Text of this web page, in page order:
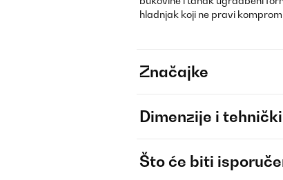
hladnjak koji ne pravi
Značajke
Dimenzije i
Što će biti